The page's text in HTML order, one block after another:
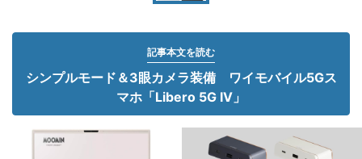
記事本文を読む
シンプルモード＆3眼カメラ装備 ワイモバイル5Gス
マホ「Libero 5G IV」